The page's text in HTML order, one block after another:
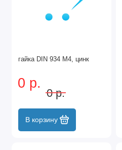
гайка DIN 934 М4, цинк
0 р.
0 р.
В корзину